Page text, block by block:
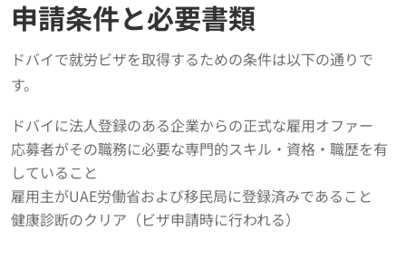
申請条件と必要書類
ドバイで就労ビザを取得するための条件は以下の通りで
す。
ドバイに法人登録のある企業からの正式な雇用オファー
応募者がその職務に必要な専門的スキル・資格・職歴を有
していること
雇用主がUAE労働省および移民局に登録済みであること
健康診断のクリア（ビザ申請時に行われる）